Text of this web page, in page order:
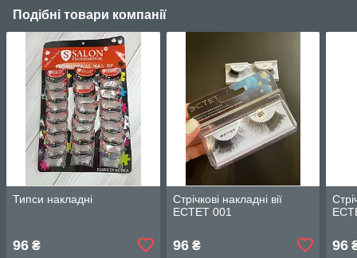
Подібні товари компанії
Типси накладні
96 ₴
Стрічкові накладні вії
ЕСТЕТ 001
96₴ 96